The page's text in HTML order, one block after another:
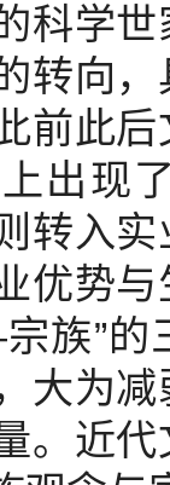
科学
转向
前此
出现
转入
优势
族”的
大为
。近